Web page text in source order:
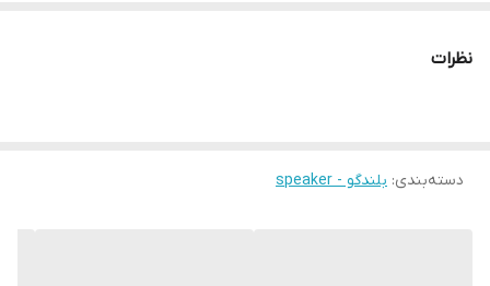
نظرات
دسته‌بندی: بلندگو - speaker